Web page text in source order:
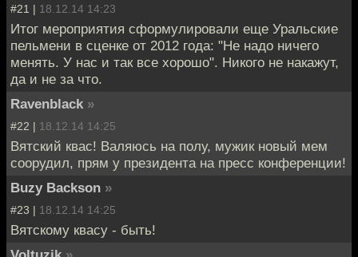
#21 | 18.12.14 14:23
Итог мероприятия сформулировали еще Уральские
пельмени в сценке от 2012 года: "Не надо ничего
менять. У нас и так все хорошо". Никого не накажут,
да и не за что.
Ravenblack »
#22 | 18.12.14 14:25
Вятский квас! Валяюсь на полу, мужик новый мем
соорудил, прям у президента на пресс конференции!
Buzy Backson »
#23 | 18.12.14 14:25
Вятскому квасу - быть!